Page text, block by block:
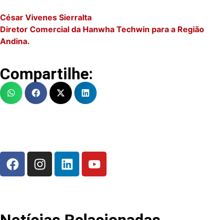
César Vivenes Sierralta
Diretor Comercial da Hanwha Techwin para a Região
Andina.
Compartilhe: